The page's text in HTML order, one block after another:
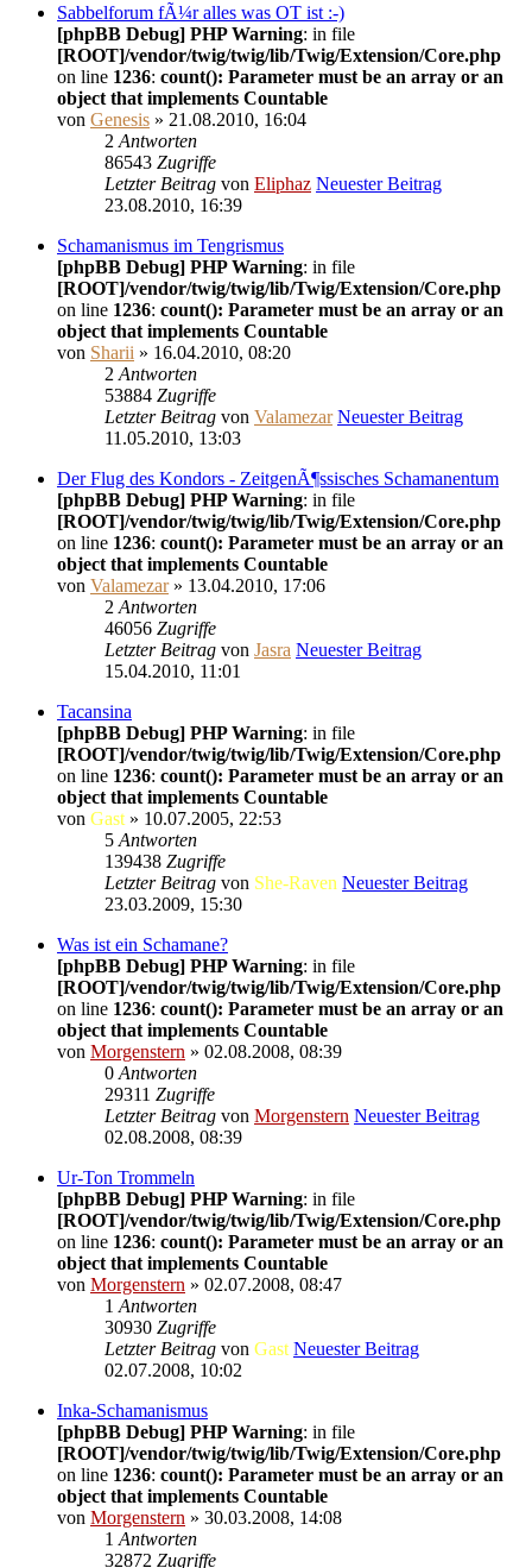
Sabbelforum fÃ¼r alles was OT ist :-)
[phpBB Debug] PHP Warning: in file
[ROOT]/vendor/twig/twig/lib/Twig/Extension/Core.php
on line 1236: count(): Parameter must be an array or an
object that implements Countable
von Genesis » 21.08.2010, 16:04
2 Antworten
86543 Zugriffe
Letzter Beitrag von Eliphaz Neuester Beitrag
23.08.2010, 16:39
Schamanismus im Tengrismus
[phpBB Debug] PHP Warning: in file
[ROOT]/vendor/twig/twig/lib/Twig/Extension/Core.php
on line 1236: count(): Parameter must be an array or an
object that implements Countable
von Sharii » 16.04.2010, 08:20
2 Antworten
53884 Zugriffe
Letzter Beitrag von Valamezar Neuester Beitrag
11.05.2010, 13:03
Der Flug des Kondors - ZeitgenÃ¶ssisches Schamanentum
[phpBB Debug] PHP Warning: in file
[ROOT]/vendor/twig/twig/lib/Twig/Extension/Core.php
on line 1236: count(): Parameter must be an array or an
object that implements Countable
von Valamezar» 13.04.2010, 17:06
2 Antworten
46056 Zugriffe
Letzter Beitrag von Jasra Neuester Beitrag
15.04.2010, 11:01
Tacansina
[phpBB Debug] PHP Warning: in file
[ROOT]/vendor/twig/twig/lib/Twig/Extension/Core.php
on line 1236: count(): Parameter must be an array or an
object that implements Countable
von Gast » 10.07.2005, 22:53
5 Antworten
139438 Zugriffe
Letzter Beitrag von She-Raven Neuester Beitrag
23.03.2009, 15:30
Was ist ein Schamane?
[phpBB Debug] PHP Warning: in file
[ROOT]/vendor/twig/twig/lib/Twig/Extension/Core.php
on line 1236: count(): Parameter must be an array or an
object that implements Countable
von Morgenstern » 02.08.2008, 08:39
0 Antworten
29311 Zugriffe
Letzter Beitrag von Morgenstern Neuester Beitrag
02.08.2008, 08:39
Ur-Ton Trommeln
[phpBB Debug] PHP Warning: in file
[ROOT]/vendor/twig/twig/lib/Twig/Extension/Core.php
on line 1236: count(): Parameter must be an array or an
object that implements Countable
von Morgenstern » 02.07.2008, 08:47
1 Antworten
30930 Zugriffe
Letzter Beitrag von Gast Neuester Beitrag
02.07.2008, 10:02
Inka-Schamanismus
[phpBB Debug] PHP Warning: in file
[ROOT]/vendor/twig/twig/lib/Twig/Extension/Core.php
on line 1236: count(): Parameter must be an array or an
object that implements Countable
von Morgenstern » 30.03.2008, 14:08
1 Antworten
32872 Zugriffe